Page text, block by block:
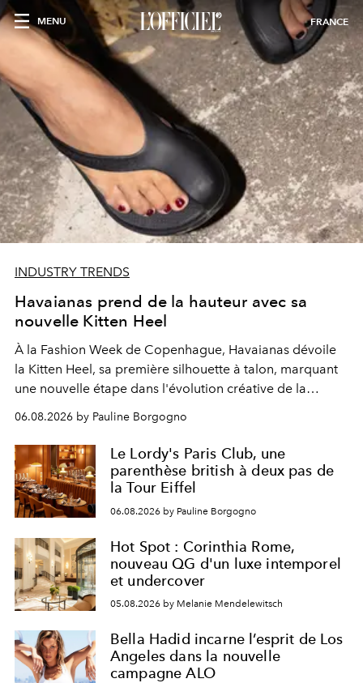
MENU FRANCE
INDUSTRY TRENDS
Havaianas prend de la hauteur avec sa
nouvelle Kitten Heel
À la Fashion Week de Copenhague, Havaianas dévoile
la Kitten Heel, sa première silhouette à talon, marquant
une nouvelle étape dans l'évolution créative de la
06.08.2026 by Pauline Borgogno
Le Lordy's Paris Club, une
parenthèse british à deux pas de
la Tour Eiffel
06.08.2026 by Pauline Borgogno
Hot Spot : Corinthia Rome,
nouveau QG d'un luxe intemporel
et undercover
05.08.2026 by Melanie Mendelewitsch
Bella Hadid incarne l’esprit de Los
Angeles dans la nouvelle
campagne ALO